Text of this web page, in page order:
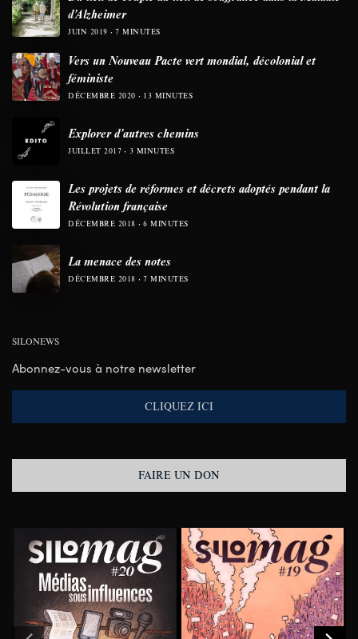
d’Alzheimer
JUIN 2019 7 MINUTES
Vers un Nouveau Pacte vert mondial, décolonial et
féministe
DÉCEMBRE 2020 13 MINUTES
Explorer d’autres chemins
JUILLET 2017 3 MINUTES
Les projets de réformes et décrets adoptés pendant la
Révolution française
DÉCEMBRE 2018 6 MINUTES
La menace des notes
DÉCEMBRE 2018 7 MINUTES
SILONEWS
Abonnez-vous à notre newsletter
CLIQUEZ ICI
FAIRE UN DON